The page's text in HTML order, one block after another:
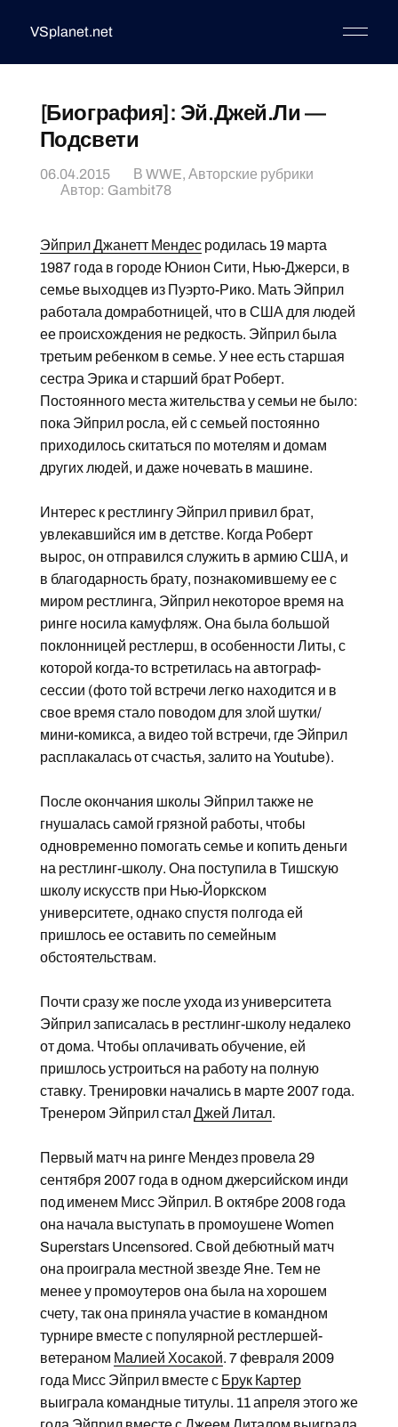
VSplanet.net
[Биография]: Эй.Джей.Ли —
Подсвети
06.04.2015 В WWE, Авторские рубрики
Автор: Gambit78
Эйприл Джанетт Мендесродилась 19 марта
1987 года в городе Юнион Сити, Нью-Джерси, в
семье выходцев из Пуэрто-Рико. Мать Эйприл
работала домработницей, что в США для людей
ее происхождения не редкость. Эйприл была
третьим ребенком в семье. У нее есть старшая
сестра Эрика и старший брат Роберт.
Постоянного места жительства у семьи не было:
пока Эйприл росла, ей с семьей постоянно
приходилось скитаться по мотелям и домам
других людей, и даже ночевать в машине.
Интерес к рестлингу Эйприл привил брат,
увлекавшийся им в детстве. Когда Роберт
вырос, он отправился служить в армию США, и
в благодарность брату, познакомившему ее с
миром рестлинга, Эйприл некоторое время на
ринге носила камуфляж. Она была большой
поклонницей рестлерш, в особенности Литы, с
которой когда-то встретилась на автограф-
сессии (фото той встречи легко находится и в
свое время стало поводом для злой шутки/
мини-комикса, а видео той встречи, где Эйприл
расплакалась от счастья, залито на Youtube).
После окончания школы Эйприл также не
гнушалась самой грязной работы, чтобы
одновременно помогать семье и копить деньги
на рестлинг-школу. Она поступила в Тишскую
школу искусств при Нью-Йоркском
университете, однако спустя полгода ей
пришлось ее оставить по семейным
обстоятельствам.
Почти сразу же после ухода из университета
Эйприл записалась в рестлинг-школу недалеко
от дома. Чтобы оплачивать обучение, ей
пришлось устроиться на работу на полную
ставку. Тренировки начались в марте 2007 года.
Тренером Эйприл сталДжей Литал.
Первый матч на ринге Мендез провела 29
сентября 2007 года в одном джерсийском инди
под именем Мисс Эйприл. В октябре 2008 года
она начала выступать в промоушене Women
Superstars Uncensored. Свой дебютный матч
она проиграла местной звезде Яне. Тем не
менее у промоутеров она была на хорошем
счету, так она приняла участие в командном
турнире вместе с популярной рестлершей-
ветераном Малией Хосакой. 7 февраля 2009
года Мисс Эйприл вместе с Брук Картер
выиграла командные титулы. 11 апреля этого же